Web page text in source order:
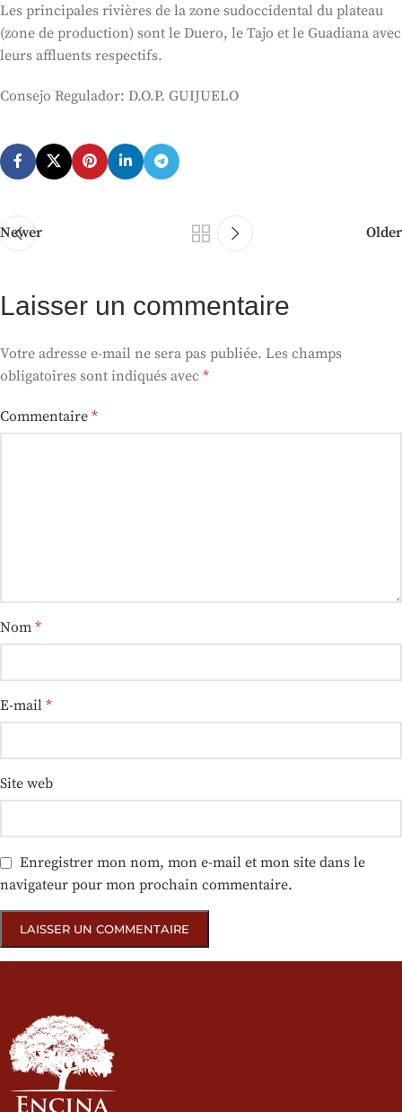
Les principales rivières de la zone sudoccidental du plateau
(zone de production) sont le Duero, le Tajo et le Guadiana avec
leurs affluents respectifs.
Consejo Regulador: D.O.P. GUIJUELO
Newer Older
Laisser un commentaire
Votre adresse e-mail ne sera pas publiée. Les champs
obligatoires sont indiqués avec *
Commentaire *
Nom *
E-mail *
Site web
Enregistrer mon nom, mon e-mail et mon site dans le
navigateur pour mon prochain commentaire.